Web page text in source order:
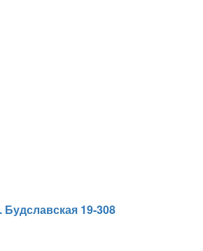
Будславская 19-308